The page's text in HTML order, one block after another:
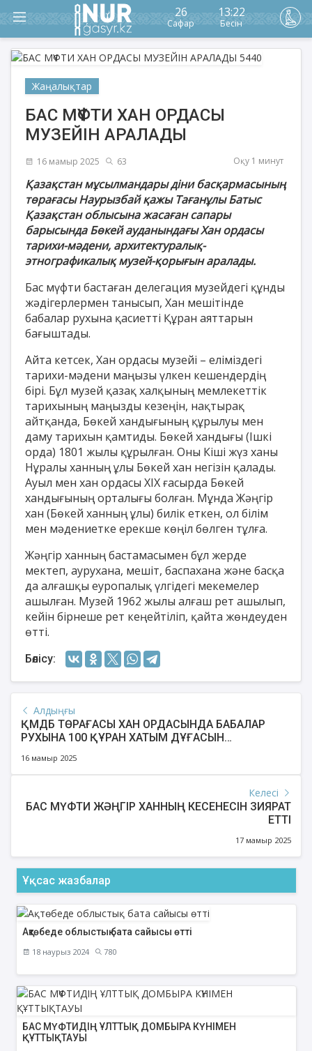
26
Сафар
13:22
Бесін
Жаңалықтар
БАС МҮФТИ ХАН ОРДАСЫ
МУЗЕЙІН АРАЛАДЫ
16 мамыр 2025 63 Оқу 1 минут
Қазақстан мұсылмандары діни басқармасының
төрағасы Наурызбай қажы Тағанұлы Батыс
Қазақстан облысына жасаған сапары
барысында Бөкей ауданындағы Хан ордасы
тарихи-мәдени, архитектуралық-
этнографикалық музей-қорығын аралады.
Бас мүфти бастаған делегация музейдегі құнды
жәдігерлермен танысып, Хан мешітінде
бабалар рухына қасиетті Құран аяттарын
бағыштады.
Айта кетсек, Хан ордасы музейі – еліміздегі
тарихи-мәдени маңызы үлкен кешендердің
бірі. Бұл музей қазақ халқының мемлекеттік
тарихының маңызды кезеңін, нақтырақ
айтқанда, Бөкей хандығының құрылуы мен
даму тарихын қамтиды. Бөкей хандығы (Ішкі
орда) 1801 жылы құрылған. Оны Кіші жүз ханы
Нұралы ханның ұлы Бөкей хан негізін қалады.
Ауыл мен хан ордасы XIX ғасырда Бөкей
хандығының орталығы болған. Мұнда Жәңгір
хан (Бөкей ханның ұлы) билік еткен, ол білім
мен мәдениетке ерекше көңіл бөлген тұлға.
Жәңгір ханның бастамасымен бұл жерде
мектеп, аурухана, мешіт, баспахана және басқа
да алғашқы еуропалық үлгідегі мекемелер
ашылған. Музей 1962 жылы алғаш рет ашылып,
кейін бірнеше рет кеңейтіліп, қайта жөндеуден
өтті.
Бөлісу:
Алдыңғы
ҚМДБ ТӨРАҒАСЫ ХАН ОРДАСЫНДА БАБАЛАР
РУХЫНА 100 ҚҰРАН ХАТЫМ ДҰҒАСЫН
16 мамыр 2025
Келесі
БАС МҮФТИ ЖӘҢГІР ХАННЫҢ КЕСЕНЕСІН ЗИЯРАТ
ЕТТІ
17 мамыр 2025
Ұқсас жазбалар
Ақтөбеде облыстық бата сайысы өтті
18 наурыз 2024 780
БАС МҮФТИДІҢ ҰЛТТЫҚ ДОМБЫРА КҮНІМЕН
ҚҰТТЫҚТАУЫ